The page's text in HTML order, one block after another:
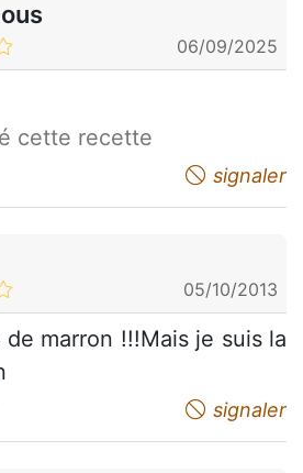
06/09/2025
cette recette
not appreciate signaler
05/10/2013
marron !!!Mais je suis la
not appreciate signaler